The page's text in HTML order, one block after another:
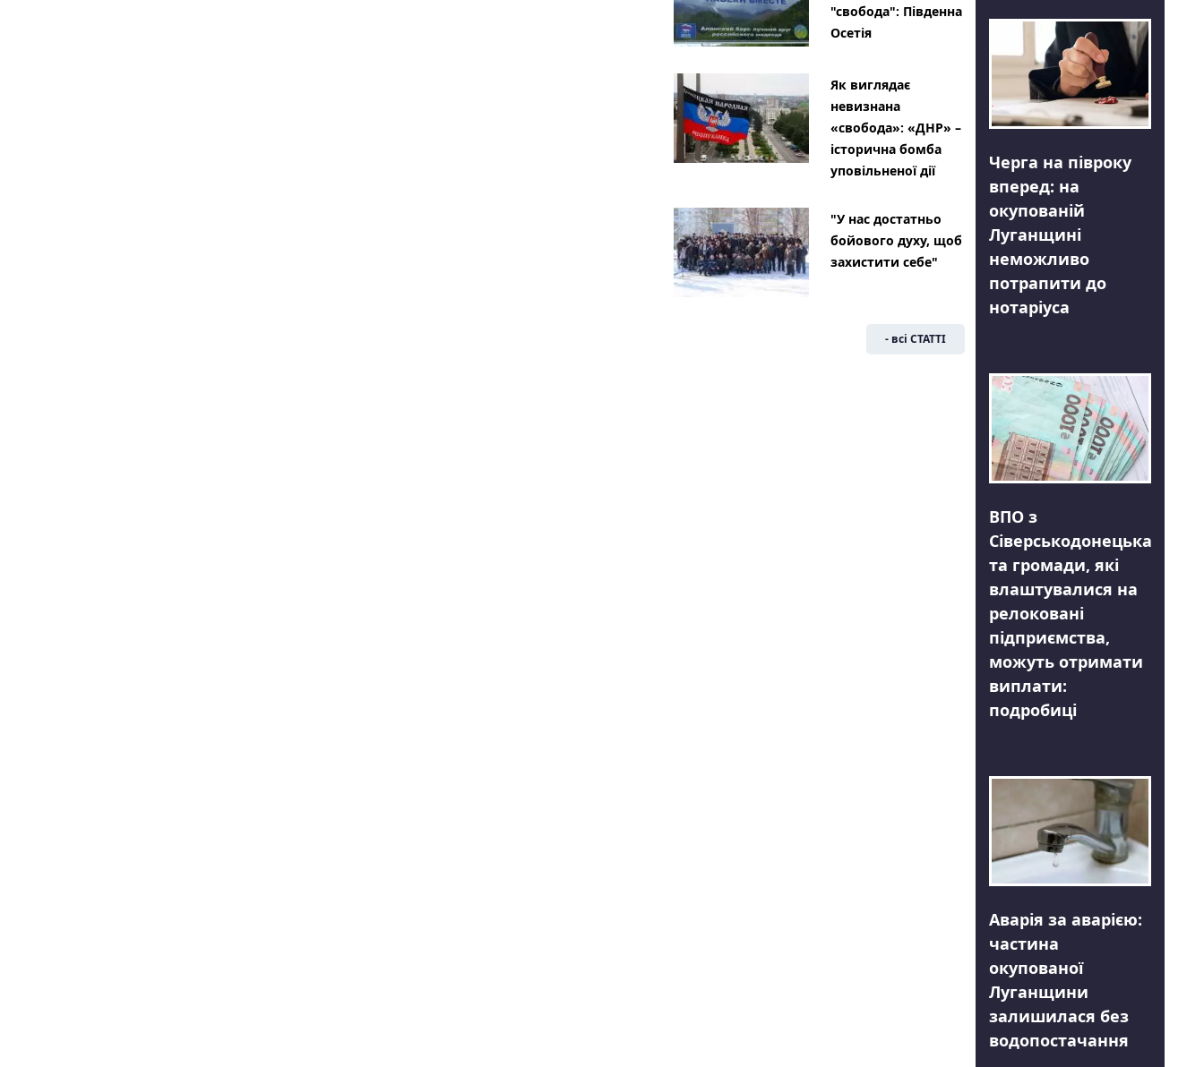
"свобода": Південна
Осетія
Як виглядає
невизнана
«свобода»: «ДНР» –
історична бомба
уповільненої дії
"У нас достатньо
бойового духу, щоб
захистити себе"
- всі СТАТТІ
Черга на півроку
вперед: на
окупованій
Луганщині
неможливо
потрапити до
нотаріуса
ВПО з
Сіверськодонецька
та громади, які
влаштувалися на
релоковані
підприємства,
можуть отримати
виплати:
подробиці
Аварія за аварією:
частина
окупованої
Луганщини
залишилася без
водопостачання